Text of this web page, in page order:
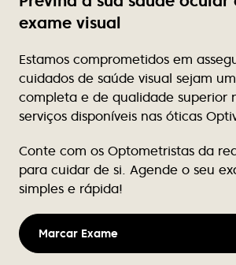
modelos dos quais podemos dizer
exclusivos, pois não se vêem em
Rute Teixeira
Excelente atendimento, nunca falha
produtos para limpeza de lentes
Victor Luz
Tem bom atendimento e tem
Nuno Caçote
exame visual
Estamos comprometidos em
cuidados de saúde visual sejam
completa e de qualidade superior
serviços disponíveis nas óticas
Conte com os Optometristas da
para cuidar de si. Agende o seu
simples e rápida!
Marcar Exame